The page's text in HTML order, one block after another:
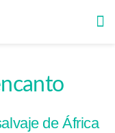
de África